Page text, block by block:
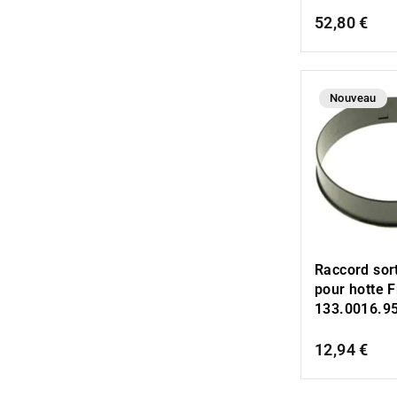
52,80 €
Nouveau
Raccord
pour hotte
12,94 €